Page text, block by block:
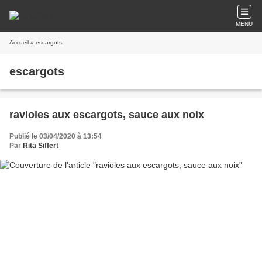
MENU
Accueil » escargots
escargots
ravioles aux escargots, sauce aux noix
Publié le 03/04/2020 à 13:54
Par Rita Siffert